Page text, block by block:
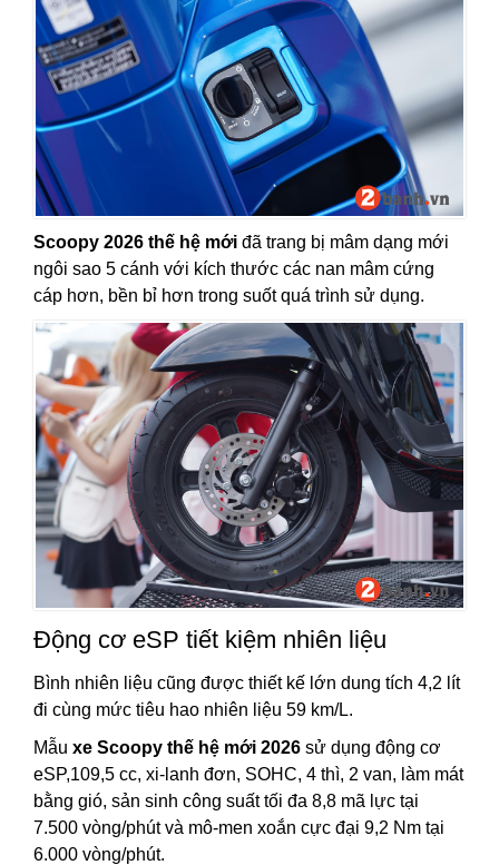
Scoopy 2026 thế hệ mới đã trang bị mâm dạng mới
ngôi sao 5 cánh với kích thước các nan mâm cứng
cáp hơn, bền bỉ hơn trong suốt quá trình sử dụng.
Động cơ eSP tiết kiệm nhiên liệu
Bình nhiên liệu cũng được thiết kế lớn dung tích 4,2 lít
đi cùng mức tiêu hao nhiên liệu 59 km/L.
Mẫu xe Scoopy thế hệ mới 2026 sử dụng động cơ
eSP,109,5 cc, xi-lanh đơn, SOHC, 4 thì, 2 van, làm mát
bằng gió, sản sinh công suất tối đa 8,8 mã lực tại
7.500 vòng/phút và mô-men xoắn cực đại 9,2 Nm tại
6.000 vòng/phút.